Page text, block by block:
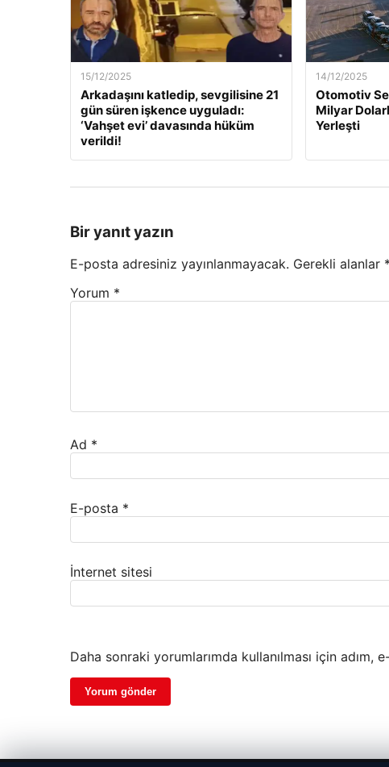
15/12/2025
Arkadaşını katledip, sevgilisine 21
gün süren işkence uyguladı:
‘Vahşet evi’ davasında hüküm
verildi!
14/12/2025
Otomotiv
Milyar
Yerleşti
Bir yanıt yazın
E-posta adresiniz yayınlanmayacak. Gerekli alanlar *
Yorum *
Ad *
E-posta *
İnternet sitesi
Daha sonraki yorumlarımda kullanılması için